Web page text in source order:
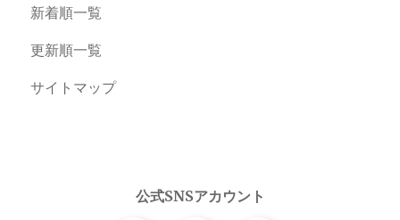
新着順一覧
更新順一覧
サイトマップ
公式SNSアカウント